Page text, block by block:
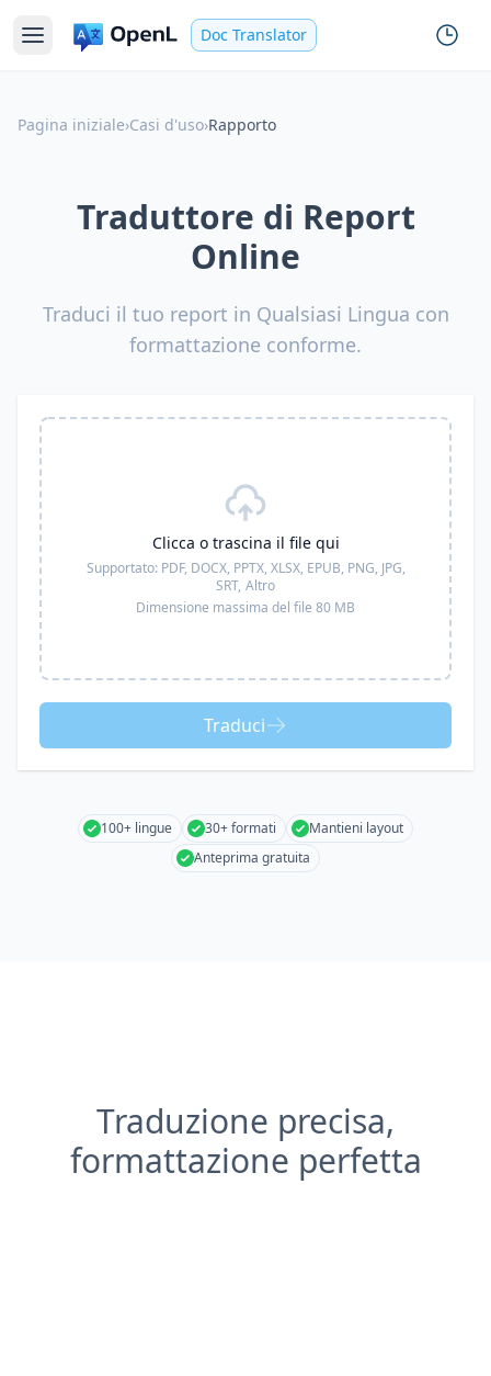
Doc Translator
Pagina iniziale›Casi d'uso›Rapporto
Traduttore di Report
Online
Traduci il tuo report in Qualsiasi Lingua con
formattazione conforme.
Clicca o trascina il file qui
Supportato: PDF, DOCX, PPTX, XLSX, EPUB, PNG, JPG,
SRT, Altro
Dimensione massima del file 80 MB
Traduci
100+ lingue 30+ formati
Mantieni layout
Anteprima gratuita
Traduzione precisa,
formattazione perfetta